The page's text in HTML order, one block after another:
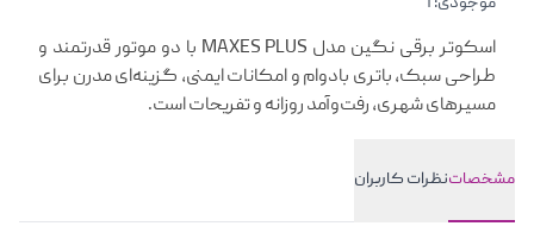
معرفی کوتاه محصول
اسکوتر برقی نگین مدل MAXES PLUS با دو موتور قدرتمند و
طراحی سبک، باتری بادوام و امکانات ایمنی، گزینه‌ای مدرن برای
مسیرهای شهری، رفت‌وآمد روزانه و تفریحات است.
مشخصاتنظرات کاربران